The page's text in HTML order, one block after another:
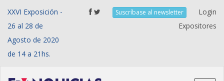
XXVI Exposición -
26 al 28 de
Agosto de 2020
de 14 a 21hs.
Suscríbase al newsletter
Login
Expositores